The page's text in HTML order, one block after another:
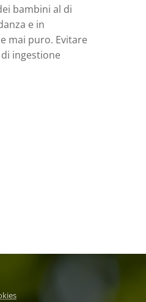
bambini al di
e in
mai puro. Evitare
ingestione